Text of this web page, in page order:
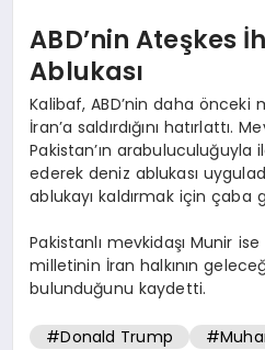
ABD’nin Ateşkes
Ablukası
Kalibaf, ABD’nin daha
İran’a saldırdığını hatırlattı.
Pakistan’ın arabuluculuğuyla
ederek deniz ablukası
ablukayı kaldırmak için
Pakistanlı mevkidaşı Munir
milletinin İran halkının
bulunduğunu kaydetti.
#Donald Trump